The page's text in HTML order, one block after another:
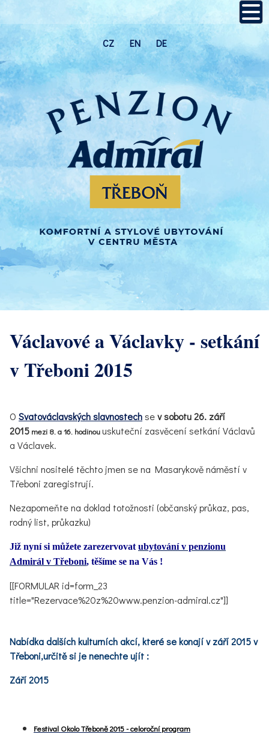
CZ EN DE
Václavové a Václavky - setkání
v Třeboni 2015
O Svatováclavských slavnostechsev sobotu 26. září
2015 mezi 8. a 16. hodinouuskuteční zasvěcení setkání Václavů
a Václavek.
Všichni nositelé těchto jmen se na Masarykově náměstí v
Třeboni zaregistrují.
Nezapomeňte na doklad totožnosti (občanský průkaz, pas,
rodný list, průkazku)
Již nyní si můžete zarezervovat ubytování v penzionu
Admirál v Třeboni, těšíme se na Vás !
[[FORMULAR id=form_23
title="Rezervace%20z%20www.penzion-admiral.cz"]]
Nabídka dalších kulturních akcí, které se konají v září 2015 v
Třeboni,určitě si je nenechte ujít :
Září 2015
Festival Okolo Třeboně 2015 -celoroční program